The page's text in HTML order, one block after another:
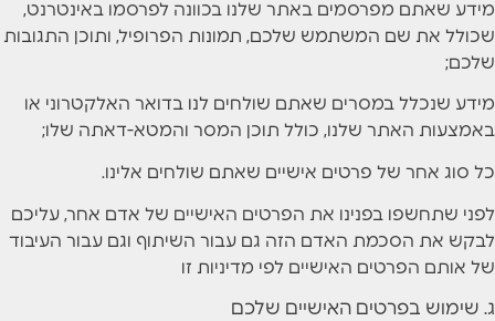
מידע שאתם מפרסמים באתר שלנו בכוונה לפרסמו באינטרנט,
שכולל את שם המשתמש שלכם, תמונות הפרופיל, ותוכן התגובות
שלכם;
מידע שנכלל במסרים שאתם שולחים לנו בדואר האלקטרוני או
באמצעות האתר שלנו, כולל תוכן המסר והמטא-דאתה שלו;
כל סוג אחר של פרטים אישיים שאתם שולחים אלינו.
לפני שתחשפו בפנינו את הפרטים האישיים של אדם אחר, עליכם
לבקש את הסכמת האדם הזה גם עבור השיתוף וגם עבור העיבוד
של אותם הפרטים האישיים לפי מדיניות זו
ג. שימוש בפרטים האישיים שלכם